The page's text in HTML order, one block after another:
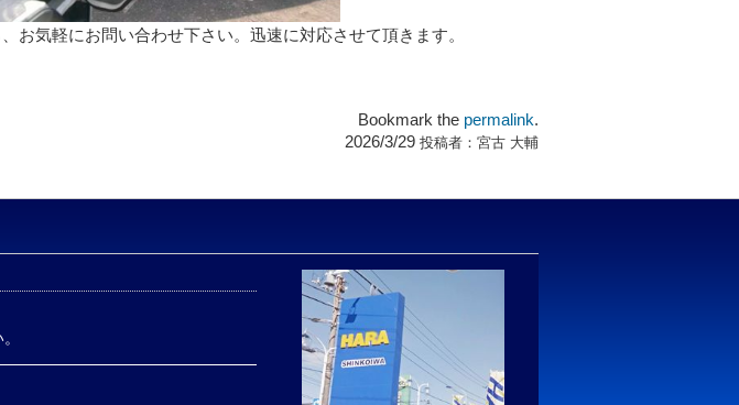
気軽にお問い合わせ下さい。迅速に対応させて頂きます。
Bookmark the permalink.
2026/3/29 投稿者： 宮古 大輔